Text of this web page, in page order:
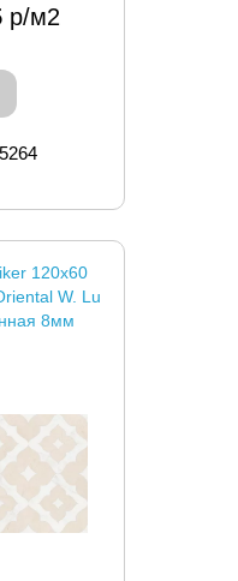
р/м2
120x60
W. Lu
8мм